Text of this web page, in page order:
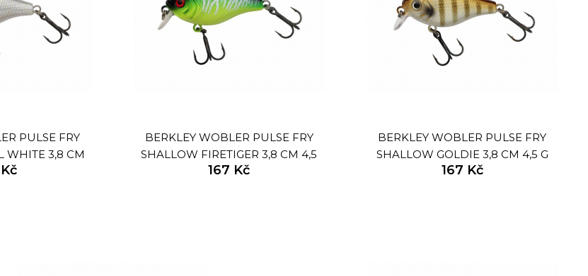
PULSE FRY
WHITE 3,8 CM
BERKLEY WOBLER PULSE FRY
SHALLOW FIRETIGER 3,8 CM 4,5
G
167 Kč
BERKLEY WOBLER PULSE FRY
SHALLOW GOLDIE 3,8 CM 4,5 G
167 Kč